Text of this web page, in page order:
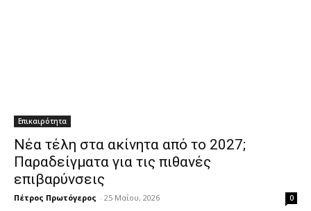
Επικαιρότητα
Νέα τέλη στα ακίνητα από το 2027;
Παραδείγματα για τις πιθανές
επιβαρύνσεις
Πέτρος Πρωτόγερος - 25 Μαΐου, 2026 0